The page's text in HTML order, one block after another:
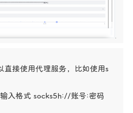
直接使用代理服务，比如使用s
入格式 socks5h://账号:密码